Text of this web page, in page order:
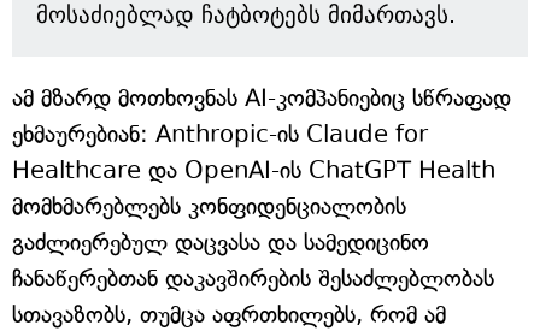
მოსაძიებლად ჩატბოტებს მიმართავს.
ამ მზარდ მოთხოვნას AI-კომპანიებიც სწრაფად
ეხმაურებიან: Anthropic-ის Claude for
Healthcare და OpenAI-ის ChatGPT Health
მომხმარებლებს კონფიდენციალობის
გაძლიერებულ დაცვასა და სამედიცინო
ჩანაწერებთან დაკავშირების შესაძლებლობას
სთავაზობს, თუმცა აფრთხილებს, რომ ამ